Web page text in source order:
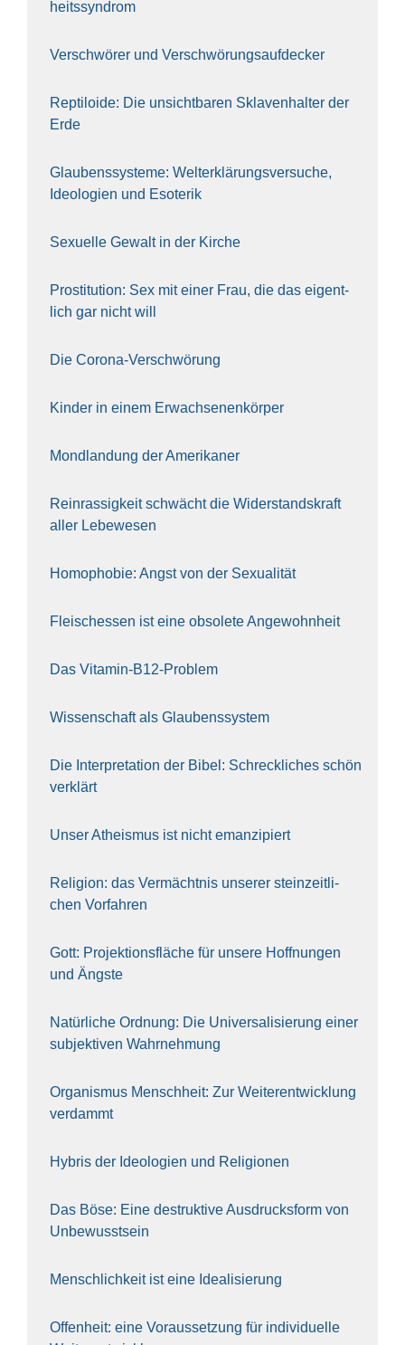
heitssyndrom
Ver­schwö­rer und Verschwörungs­aufdecker
Rep­ti­lo­ide: Die unsicht­ba­ren Skla­ven­hal­ter der
Erde
Glau­bens­sys­te­me: Welt­erklä­rungs­ver­su­che,
Ideo­lo­gien und Eso­te­rik
Sexu­el­le Gewalt in der Kir­che
Pro­sti­tu­ti­on: Sex mit einer Frau, die das eigent­
lich gar nicht will
Die Coro­na-Ver­schwö­rung
Kin­der in einem Erwach­se­nen­kör­per
Mond­lan­dung der Ame­ri­ka­ner
Rein­ras­sig­keit schwächt die Wider­stands­kraft
aller Lebe­we­sen
Homo­pho­bie: Angst von der Sexua­li­tät
Fleisch­essen ist eine obso­le­te An‍ge‍wohn‍heit
Das Vit­amin-B12-Pro­blem
Wis­sen­schaft als Glau­bens­sys­tem
Die Inter­pre­ta­ti­on der Bibel: Schreck­li­ches schön
ver­klärt
Unser Athe­is­mus ist nicht eman­zi­piert
Reli­gi­on: das Ver­mächt­nis unse­rer stein­zeit­li­
chen Vor­fah­ren
Gott: Pro­jek­ti­ons­flä­che für unse­re Hoff­nun­gen
und Ängs­te
Natür­li­che Ord­nung: Die Uni­ver­sa­li­sie­rung einer
sub­jek­ti­ven Wahr­neh­mung
Orga­nis­mus Mensch­heit: Zur Wei­ter­ent­wick­lung
ver­dammt
Hybris der Ideo­lo­gien und Reli­gio­nen
Das Böse: Eine destruk­ti­ve Aus­drucks­form von
Unbe­wusst­sein
Mensch­lich­keit ist eine Idea­li­sie­rung
Offen­heit: eine Vor­aus­set­zung für indi­vi­du­el­le